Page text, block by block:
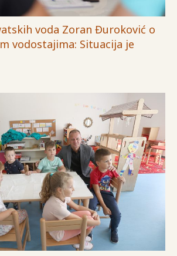
voda Zoran Đuroković o
vodostajima: Situacija je